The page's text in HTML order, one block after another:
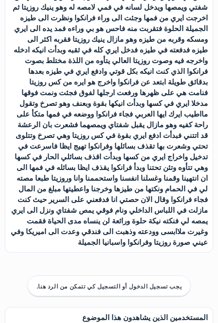
شفتي ويمصها ويدخل لسانه في فمي لامصه له وهو ينيك روزيتا ثم
اخرجت ايري من فمها وجئت الى وراء فرانكوا ونظرت الى طيزه
الجميلة الحلوة فتقربت منه فاحس هو بي وراءه فمد يده الى ايري
ومسكه وقربه من طيزه وهو مازال ينيك روزيتا فقربه اكثر الى
طيزه فدفعته في طيزه فدخل ايري كله في ثقبه وبدأت انيكه ادخله
واخرجه فيه وصوت روزيتا العالي يتأوه من اللذة مختلط بصوت
فرانكوا الذي كنت انيكه بكل قوتي وادفع ايري في طيزه بعدها
بدقائق طويلة ابتعد عن فرانكوا واخرج هو ايره من كس روزيتا
فنامت هي على ظهرها ورفعت ارجلها لفوق فجئت ونمت فوقها
مدخلا ايري في كسها وبدأت انيكها بقوة وبعنف وهو تصرخ وتقول
مااطيب ايرك ايها العربي فجاء فرانكوا ووضعه في فمها متكأ على
راحة كفيه وهو مازال يقبل شفتاي ويمصهما فشعرت بان الرعشة
قد اتتني فبدأت ادفع ايري بقوة في كس روزيتا وهي تصرخ وتتلوى
تحتي وشعرت بها تقذف بسائلها وفرانكوا تهيج ايظا فاسرعت في
تدخيل واخراج ايري من كسها وبدأت اقذف بسائلي الحار في كسها
وهي تتأوه وتئن تحتنا وبدأ فرانكوا يقذف ايظا بسائله في فمها الى
ان انتهينا وقمنا وغسلنا انفسنا واستحممنا وانا وروزيتا طبعا مصته
لي في الحمام ونكتها من طيزها وخرجنا واعطيتها مبلغ من المال
فجاء فرانكوا وقال الان حصتي انا فدفعني على السرير حيث كنت
مازلت في اللباس الداخلي ونام فوقي يمص شفتاي ونزل الى ايري
يمصه لي فنكته نيكة حلوة ورائعة لن ينساه مدى الحياة فقمت
وغيرت ملاابسى وودعته وذهبت الى فندقي وعدت الى اميريكا وفي
عيني صورة روزيتا وفرانكوا واسبانيا الجميلة
يجب تسجيل الدخول أو التسجيل كي تتمكن من الرد هنا.
المستخدمين الذين يشاهدون هذا الموضوع